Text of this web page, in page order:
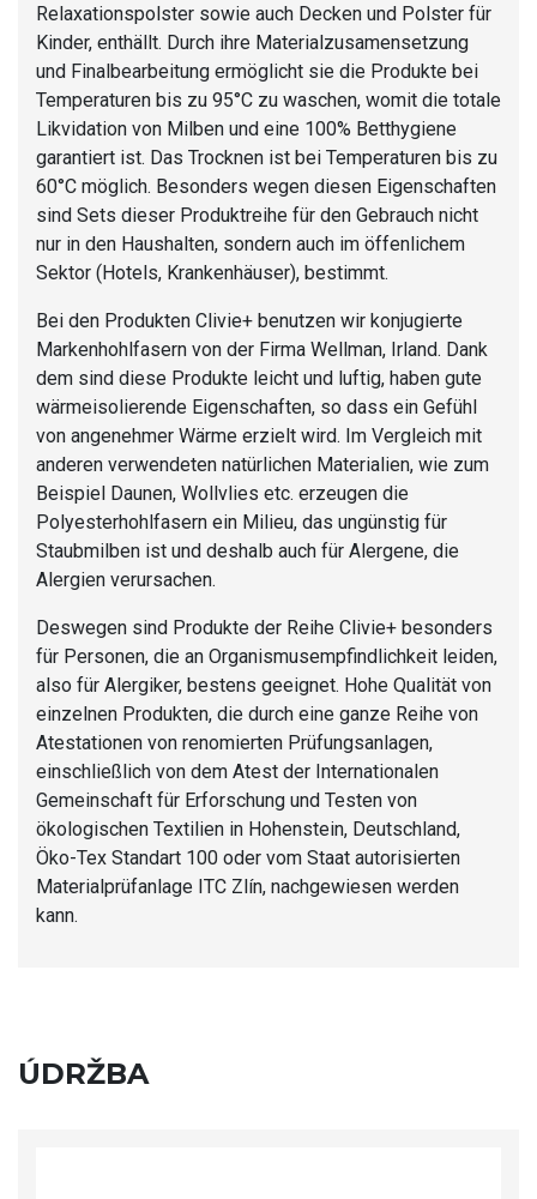
Relaxationspolster sowie auch Decken und Polster für
Kinder, enthällt. Durch ihre Materialzusamensetzung
und Finalbearbeitung ermöglicht sie die Produkte bei
Temperaturen bis zu 95°C zu waschen, womit die totale
Likvidation von Milben und eine 100% Betthygiene
garantiert ist. Das Trocknen ist bei Temperaturen bis zu
60°C möglich. Besonders wegen diesen Eigenschaften
sind Sets dieser Produktreihe für den Gebrauch nicht
nur in den Haushalten, sondern auch im öffenlichem
Sektor (Hotels, Krankenhäuser), bestimmt.
Bei den Produkten Clivie+ benutzen wir konjugierte
Markenhohlfasern von der Firma Wellman, Irland. Dank
dem sind diese Produkte leicht und luftig, haben gute
wärmeisolierende Eigenschaften, so dass ein Gefühl
von angenehmer Wärme erzielt wird. Im Vergleich mit
anderen verwendeten natürlichen Materialien, wie zum
Beispiel Daunen, Wollvlies etc. erzeugen die
Polyesterhohlfasern ein Milieu, das ungünstig für
Staubmilben ist und deshalb auch für Alergene, die
Alergien verursachen.
Deswegen sind Produkte der Reihe Clivie+ besonders
für Personen, die an Organismusempfindlichkeit leiden,
also für Alergiker, bestens geeignet. Hohe Qualität von
einzelnen Produkten, die durch eine ganze Reihe von
Atestationen von renomierten Prüfungsanlagen,
einschließlich von dem Atest der Internationalen
Gemeinschaft für Erforschung und Testen von
ökologischen Textilien in Hohenstein, Deutschland,
Öko-Tex Standart 100 oder vom Staat autorisierten
Materialprüfanlage ITC Zlín, nachgewiesen werden
kann.
ÚDRŽBA